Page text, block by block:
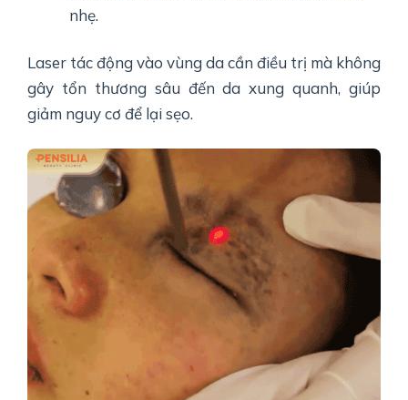
nhẹ.
Laser tác động vào vùng da cần điều trị mà không
gây tổn thương sâu đến da xung quanh, giúp
giảm nguy cơ để lại sẹo.